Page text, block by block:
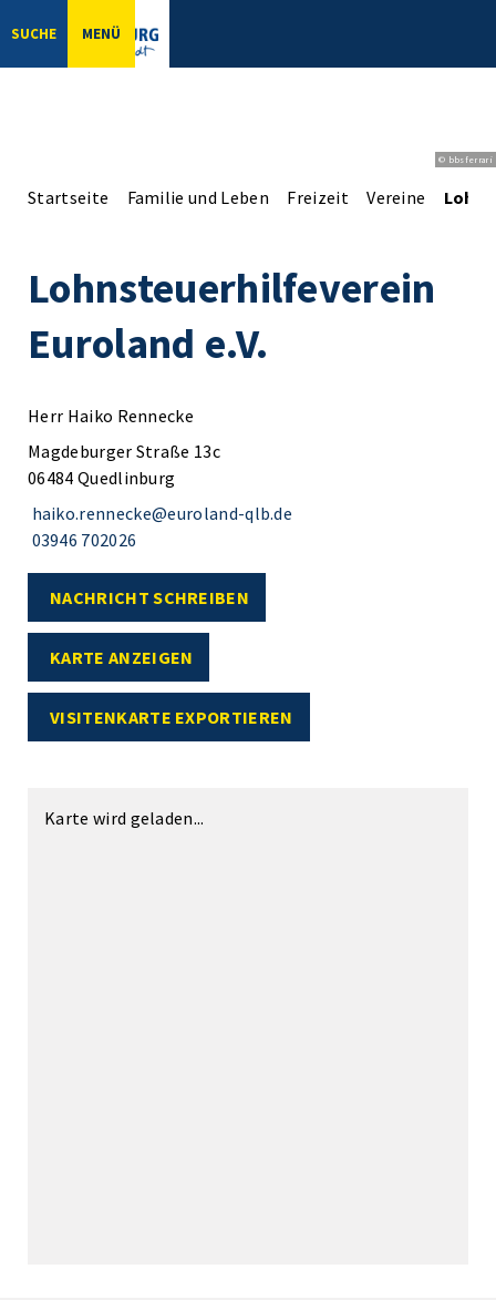
SUCHE MENÜ
© bbsferrari
Startseite Familie und Leben Freizeit Vereine
Lohnsteuerhilfeverein
Euroland e.V.
Herr Haiko Rennecke
Magdeburger Straße 13c
06484 Quedlinburg
haiko.rennecke@euroland-qlb.de
03946 702026
NACHRICHT SCHREIBEN
KARTE ANZEIGEN
VISITENKARTE EXPORTIEREN
Karte wird geladen...